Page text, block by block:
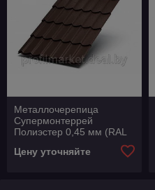
Металлочерепица
Супермонтеррей
Полиэстер 0,45 мм (RAL
Цену уточняйте